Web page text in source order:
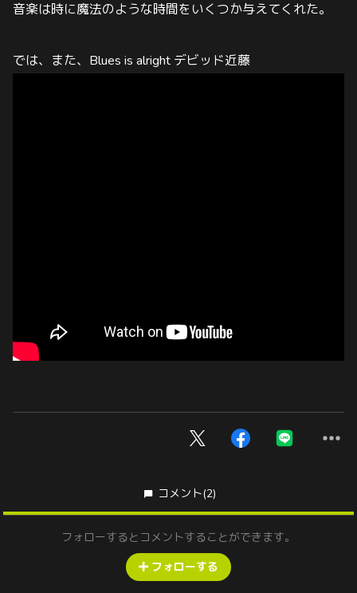
音楽は時に魔法のような時間をいくつか与えてくれた。
では、また、Blues is alright デビッド近藤
コメント(2)
フォローするとコメントすることができます。
フォローする